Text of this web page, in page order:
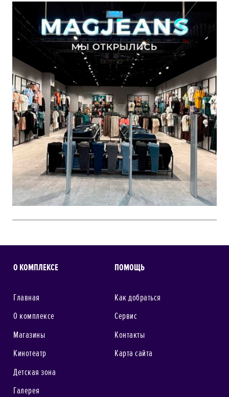
О КОМПЛЕКСЕ
Главная
О комплексе
Магазины
Кинотеатр
Детская зона
Галерея
ПОМОЩЬ
Как добраться
Сервис
Контакты
Карта сайта